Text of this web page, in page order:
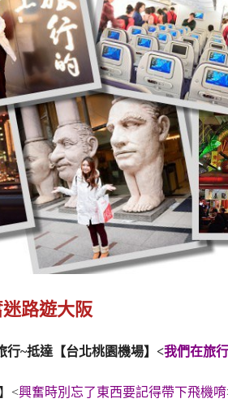
迷路遊大阪
行~抵達【台北桃園機場】<我們在旅
】<興奮時別忘了東西要記得帶下飛機唷